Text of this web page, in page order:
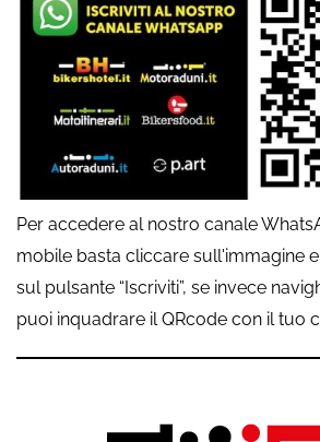
Per accedere al nostro canale
mobile basta cliccare sull'immagine
sul pulsante “Iscriviti”, se invece
puoi inquadrare il QRcode con il tuo